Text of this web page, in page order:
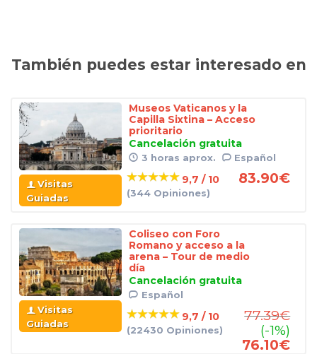
También puedes estar interesado en
Visitas
Guiadas
Museos Vaticanos y la
Capilla Sixtina – Acceso
prioritario
Cancelación gratuita
3 horas aprox. Español
9,7 / 10
(344 Opiniones)
83.90€
Visitas
Guiadas
Coliseo con Foro
Romano y acceso a la
arena – Tour de medio
día
Cancelación gratuita
Español
9,7 / 10
(22430 Opiniones)
77.39€
(-1%)
76.10€